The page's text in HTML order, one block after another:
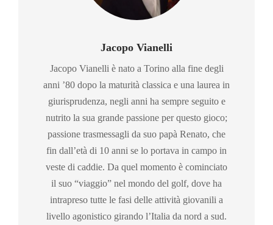
Jacopo Vianelli
Jacopo Vianelli è nato a Torino alla fine degli
anni ’80 dopo la maturità classica e una laurea in
giurisprudenza, negli anni ha sempre seguito e
nutrito la sua grande passione per questo gioco;
passione trasmessagli da suo papà Renato, che
fin dall’età di 10 anni se lo portava in campo in
veste di caddie. Da quel momento è cominciato
il suo “viaggio” nel mondo del golf, dove ha
intrapreso tutte le fasi delle attività giovanili a
livello agonistico girando l’Italia da nord a sud.